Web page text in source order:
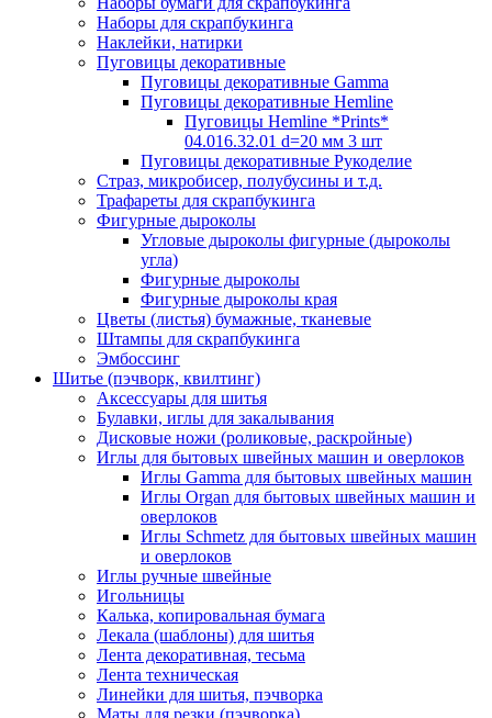
Наборы для скрапбукинга
Наклейки, натирки
Пуговицы декоративные
Пуговицы декоративные Gamma
Пуговицы декоративные Hemline
Пуговицы Hemline *Prints*
04.016.32.01 d=20 мм 3 шт
Пуговицы декоративные Рукоделие
Страз, микробисер, полубусины и т.д.
Трафареты для скрапбукинга
Фигурные дыроколы
Угловые дыроколы фигурные (дыроколы
угла)
Фигурные дыроколы
Фигурные дыроколы края
Цветы (листья) бумажные, тканевые
Штампы для скрапбукинга
Эмбоссинг
Шитье (пэчворк, квилтинг)
Аксессуары для шитья
Булавки, иглы для закалывания
Дисковые ножи (роликовые, раскройные)
Иглы для бытовых швейных машин и оверлоков
Иглы Gamma для бытовых швейных машин
Иглы Organ для бытовых швейных машин и
оверлоков
Иглы Schmetz для бытовых швейных машин
и оверлоков
Иглы ручные швейные
Игольницы
Калька, копировальная бумага
Лекала (шаблоны) для шитья
Лента декоративная, тесьма
Лента техническая
Линейки для шитья, пэчворка
Маты для резки (пэчворка)